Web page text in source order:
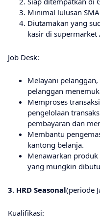
Minimal lulusan
Diutamakan yang
kasir di
Job Desk:
Melayani
pelanggan
Memproses
pengelolaan
pembayaran dan
Membantu
kantong belanja.
Menawarkan
yang mungkin
3. HRD Seasonal(periode
Kualifikasi: